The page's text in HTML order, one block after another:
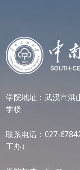
学院地址：武汉市洪
学楼
联系电话：027-
工办）